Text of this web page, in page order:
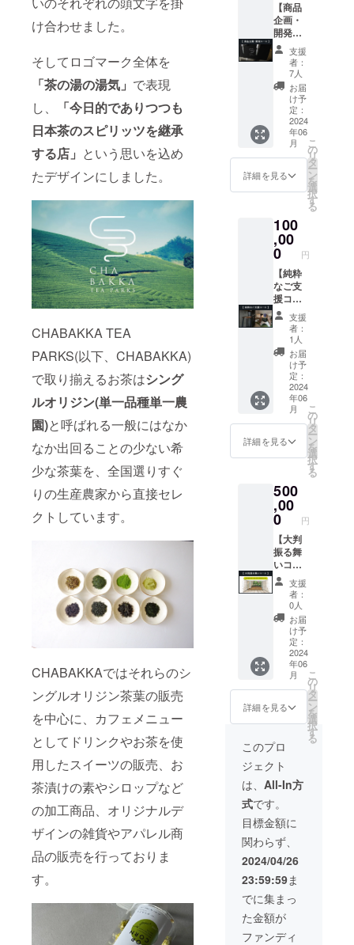
け合わせました。
そしてロゴマーク全体を
「茶の湯の湯気」 で表現
し、
「今日的でありつつも
日本茶のスピリッツを継承
する店」 という思いを込め
たデザインにしました。
CHABAKKA TEA
PARKS(以下、CHABAKKA)
で取り揃えるお茶はシング
ルオリジン(単一品種単一農
園)と呼ばれる一般にはなか
なか出回ることの少ない希
少な茶葉を、全国選りすぐ
りの生産農家から直接セレ
クトしています。
CHABAKKAではそれらのシ
ングルオリジン茶葉の販売
を中心に、カフェメニュー
としてドリンクやお茶を使
用したスイーツの販売、お
茶漬けの素やシロップなど
の加工商品、オリジナルデ
ザインの雑貨やアパレル商
品の販売を行っておりま
す。
るとっ
てもお
得なチ
ケット
です。
ケット
です。
◎【ca
mpfire
限定】
CHABA
KKA
TEA
PARKS
BRAND
BOOK
デジタ
タ
リンク
チケッ
ト。 す
べての
ドリン
クが対
象とな
るとっ
てもお
得なチ
ケット
です。
◎【ca
mpfire
CHABA
TEA
PARKS
BRAND
デジタ
ルデー
タ
（詳
細・日
程は
メール
にて要
相談）
※交通
費・宿
泊費は
別途請
求させ
ていた
だきま
す。
ンをプ
ロ
デュー
ス致し
ます。
ツアー
時期は5
月・7
月・9
月・11
月のい
ずれか
を予定
してい
ます。
程は
メール
にて要
相談）
※現地集
合・現
地解散
とさせ
ていた
だきま
す。
【商品
企画・
開発
コー
ス】 ◎
オリジ
ナル商
品開発
権 ⇒未
来の商
品開発
を共同
で行っ
ていた
だく権
ンル、
商品デ
ザイ
ン、商
品名、
全てを
決めて
いただ
ける権
利で
す。 日
本茶エ
ンター
テイン
メント
体験を
共に発
信しま
しょ
は6月以
降から
予定し
ていま
す。
（詳
細・日
程は
メール
にて要
相談）
支援
者：
7人
お届
け予
定：
2024
年06
月
詳細を見る
こ
の
リ
タ
ー
ン
を
選
択
す
る
100
,00
0 円
【純粋
なご支
援コー
ス】 ◎
オー
ナー三
浦の直
筆感謝
状とビ
デオ
メッ
セージ
※こちら
のコー
スはプ
賛同し
ていた
だいた
方の純
粋なご
支援・
お気持
ちをお
受けす
るコー
スとな
りま
す。
支援
者：
1人
お届
け予
定：
2024
年06
月
詳細を見る
こ
の
リ
タ
ー
ン
を
選
択
す
る
500
,00
0 円
【大判
振る舞
いコー
ス】 ◎
エクス
テリ
ア・
ガーデ
ンプロ
デュー
ス ⇒造
園技師
とコラ
ボレー
ション
なただ
けの特
別な空
間や環
境演出
をプロ
デュー
スしま
す。 プ
ライ
ベート
庭園は
もちろ
ん、
ウッド
デッ
支援
者：
0人
お届
け予
定：
2024
年06
月
詳細を見る
こ
の
リ
タ
ー
ン
を
選
択
す
る
このプロ
ジェクト
は、 All-In方
式です。
目標金額に
関わらず、
2024/04/26
23:59:59ま
でに集まっ
た金額が
ファンディ